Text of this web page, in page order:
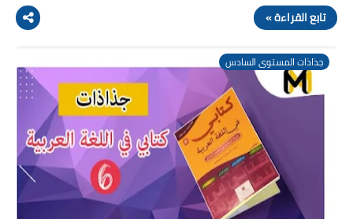
تابع القراءة »
جذاذات المستوى السادس